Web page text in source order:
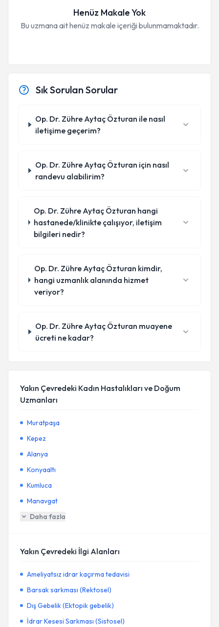
Henüz Makale Yok
Bu uzmana ait henüz makale içeriği bulunmamaktadır.
Sık Sorulan Sorular
Op. Dr. Zühre Aytaç Özturan ile nasıl
iletişime geçerim?
Op. Dr. Zühre Aytaç Özturan için nasıl
randevu alabilirim?
Op. Dr. Zühre Aytaç Özturan hangi
hastanede/klinikte çalışıyor, iletişim
bilgileri nedir?
Op. Dr. Zühre Aytaç Özturan kimdir,
hangi uzmanlık alanında hizmet
veriyor?
Op. Dr. Zühre Aytaç Özturan muayene
ücreti ne kadar?
Yakın Çevredeki Kadın Hastalıkları ve Doğum
Uzmanları
Muratpaşa
Kepez
Alanya
Konyaaltı
Kumluca
Manavgat
Daha fazla
Yakın Çevredeki İlgi Alanları
Ameliyatsız idrar kaçırma tedavisi
Barsak sarkması (Rektosel)
Dış Gebelik (Ektopik gebelik)
İdrar Kesesi Sarkması (Sistosel)